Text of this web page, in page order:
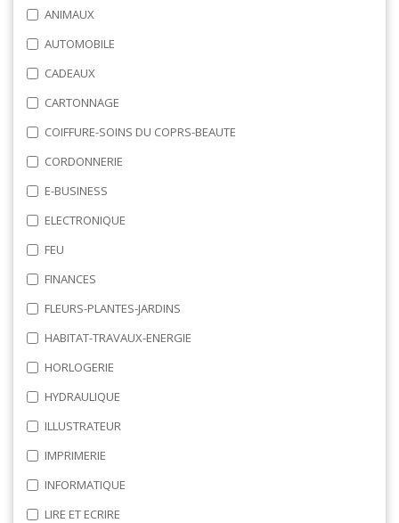
ANIMAUX
AUTOMOBILE
CADEAUX
CARTONNAGE
COIFFURE-SOINS DU COPRS-BEAUTE
CORDONNERIE
E-BUSINESS
ELECTRONIQUE
FEU
FINANCES
FLEURS-PLANTES-JARDINS
HABITAT-TRAVAUX-ENERGIE
HORLOGERIE
HYDRAULIQUE
ILLUSTRATEUR
IMPRIMERIE
INFORMATIQUE
LIRE ET ECRIRE